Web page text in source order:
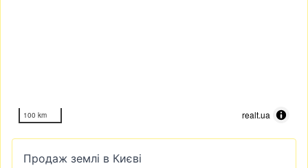
100 km realt.ua
Продаж землі в Києві